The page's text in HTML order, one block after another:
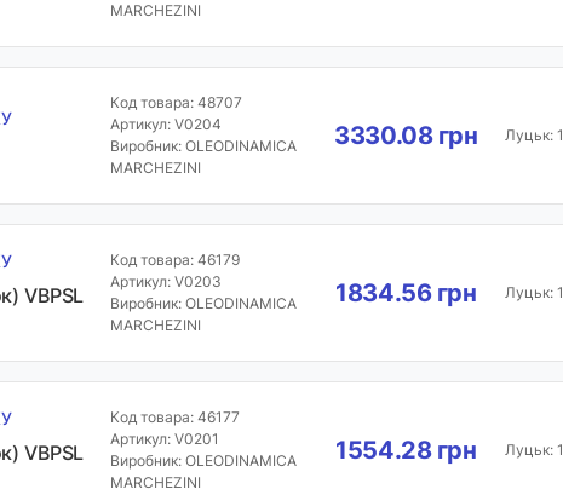
MARCHEZINI
Код товара: 48707
Артикул: V0204
Виробник: OLEODINAMICA
MARCHEZINI
3330.08 грн Луцьк: 1
VBPSL
Код товара: 46179
Артикул: V0203
Виробник: OLEODINAMICA
MARCHEZINI
1834.56 грн Луцьк: 1
VBPSL
Код товара: 46177
Артикул: V0201
Виробник: OLEODINAMICA
MARCHEZINI
1554.28 грн Луцьк: 1